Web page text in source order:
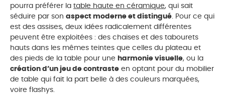
pourra préférer la table haute en céramique, qui sait
séduire par son aspect moderne et distingué. Pour ce qui
est des assises, deux idées radicalement différentes
peuvent être exploitées : des chaises et des tabourets
hauts dans les mêmes teintes que celles du plateau et
des pieds de la table pour une harmonie visuelle, ou la
création d’un jeu de contraste en optant pour du mobilier
de table qui fait la part belle à des couleurs marquées,
voire flashys.